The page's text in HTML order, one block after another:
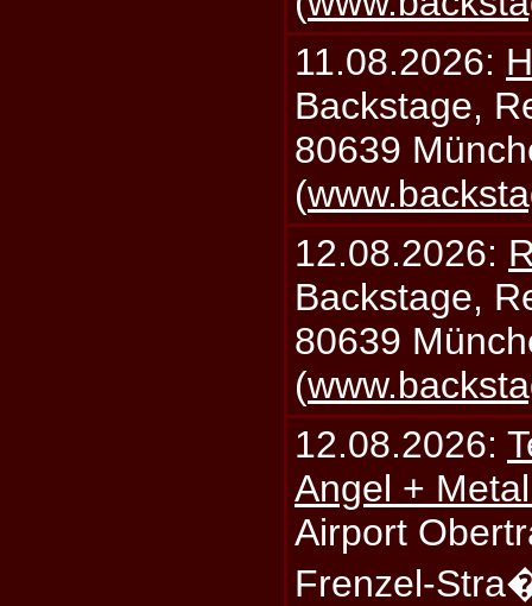
11.08.2026:
Backstage,
80639
(
12.08.2026:
Backstage,
80639
(
12.08.2026:
Angel +
Airport
Frenzel-